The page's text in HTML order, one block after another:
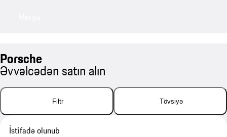
Porsche
Əvvəlcədən satın alın
Filtr Tövsiyə
İstifadə olunub